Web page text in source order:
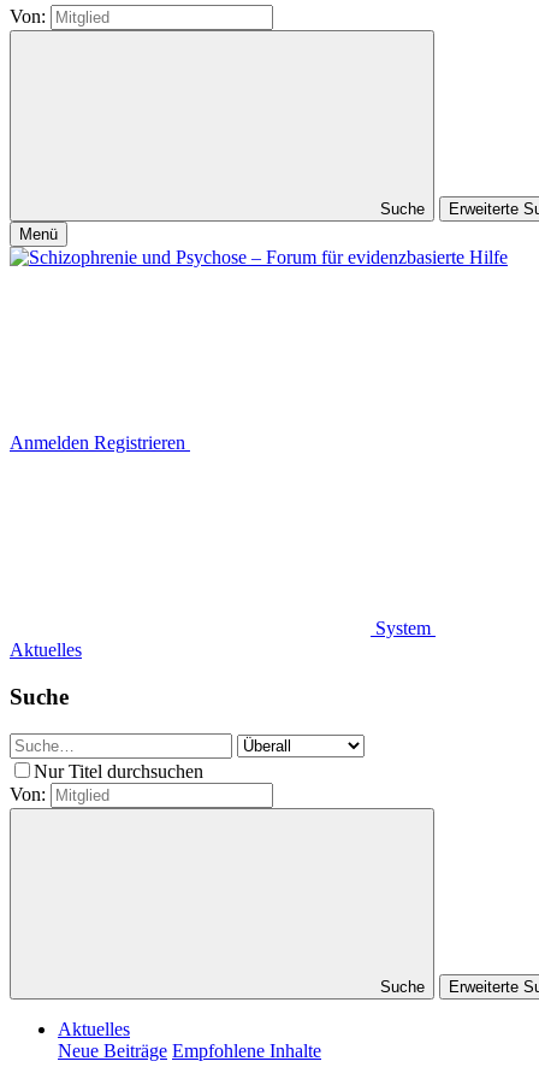
Von:
Suche
Erweiterte
Menü
Anmelden Registrieren
System
Aktuelles
Suche
Nur Titel durchsuchen
Von:
Suche Erweiterte
Aktuelles
Neue Beiträge Empfohlene Inhalte